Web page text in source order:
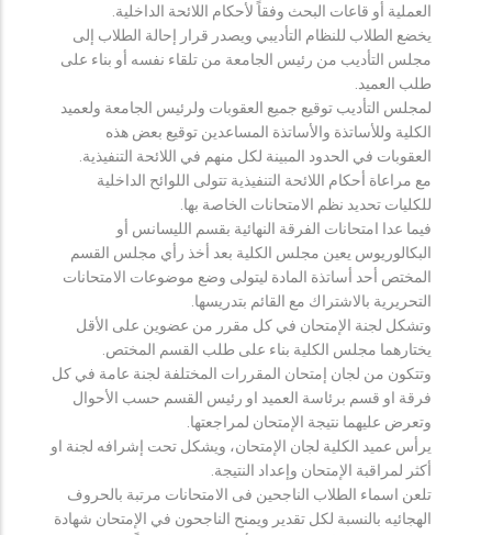
العملية أو قاعات البحث وفقاً لأحكام اللائحة الداخلية.
يخضع الطلاب للنظام التأديبي ويصدر قرار إحالة الطلاب إلى
مجلس التأديب من رئيس الجامعة من تلقاء نفسه أو بناء على
طلب العميد.
لمجلس التأديب توقيع جميع العقوبات ولرئيس الجامعة ولعميد
الكلية وللأساتذة والأساتذة المساعدين توقيع بعض هذه
العقوبات في الحدود المبينة لكل منهم في اللائحة التنفيذية.
مع مراعاة أحكام اللائحة التنفيذية تتولى اللوائح الداخلية
للكليات تحديد نظم الامتحانات الخاصة بها.
فيما عدا امتحانات الفرقة النهائية بقسم الليسانس أو
البكالوريوس يعين مجلس الكلية بعد أخذ رأي مجلس القسم
المختص أحد أساتذة المادة ليتولى وضع موضوعات الامتحانات
التحريرية بالاشتراك مع القائم بتدريسها.
وتشكل لجنة الإمتحان في كل مقرر من عضوين على الأقل
يختارهما مجلس الكلية بناء على طلب القسم المختص.
وتتكون من لجان إمتحان المقررات المختلفة لجنة عامة في كل
فرقة او قسم برئاسة العميد او رئيس القسم حسب الأحوال
وتعرض عليهما نتيجة الإمتحان لمراجعتها.
يرأس عميد الكلية لجان الإمتحان، ويشكل تحت إشرافه لجنة او
أكثر لمراقبة الإمتحان وإعداد النتيجة.
تلعن اسماء الطلاب الناجحين فى الامتحانات مرتبة بالحروف
الهجائيه بالنسبة لكل تقدير ويمنح الناجحون في الإمتحان شهادة